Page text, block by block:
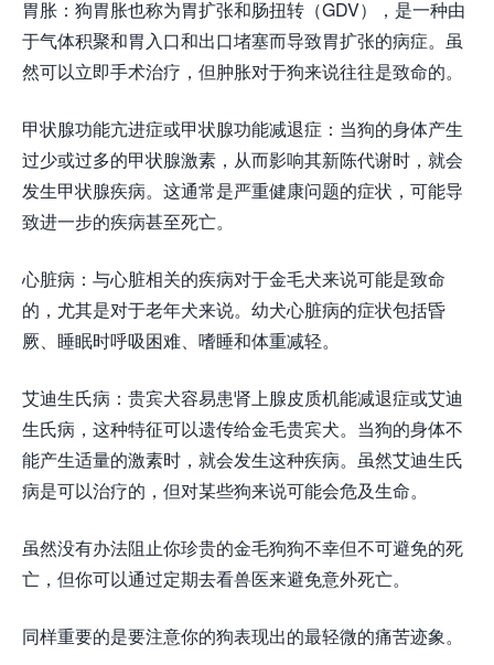
胃胀：狗胃胀也称为胃扩张和肠扭转（GDV），是一种由
于气体积聚和胃入口和出口堵塞而导致胃扩张的病症。虽
然可以立即手术治疗，但肿胀对于狗来说往往是致命的。
甲状腺功能亢进症或甲状腺功能减退症：当狗的身体产生
过少或过多的甲状腺激素，从而影响其新陈代谢时，就会
发生甲状腺疾病。这通常是严重健康问题的症状，可能导
致进一步的疾病甚至死亡。
心脏病：与心脏相关的疾病对于金毛犬来说可能是致命
的，尤其是对于老年犬来说。幼犬心脏病的症状包括昏
厥、睡眠时呼吸困难、嗜睡和体重减轻。
艾迪生氏病：贵宾犬容易患肾上腺皮质机能减退症或艾迪
生氏病，这种特征可以遗传给金毛贵宾犬。当狗的身体不
能产生适量的激素时，就会发生这种疾病。虽然艾迪生氏
病是可以治疗的，但对某些狗来说可能会危及生命。
虽然没有办法阻止你珍贵的金毛狗狗不幸但不可避免的死
亡，但你可以通过定期去看兽医来避免意外死亡。
同样重要的是要注意你的狗表现出的最轻微的痛苦迹象。